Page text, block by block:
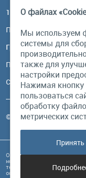
117485, Москва, ул.
Посмотреть на карте
График работы
Пн-Пт: с 10:00 до 18:00
Сб, Вс: выходной
© Бурый Медведь
Обращаем Ваше внимание на
носит исключительно
техническая информация,
офертой, определяемой
О файлах
Мы используем
системы для
также для
настройки
Нажимая кнопку
пользоваться
обработку
метрических
Принять